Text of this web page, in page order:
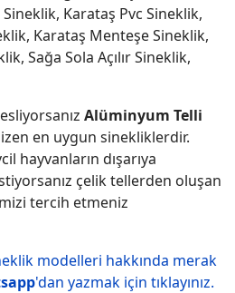
Karataş Pvc Sineklik,
Karataş Menteşe Sineklik,
Sağa Sola Açılır Sineklik,
Alüminyum Telli
en uygun sinekliklerdir.
hayvanların dışarıya
çelik tellerden oluşan
tercih etmeniz
modelleri hakkında merak
'dan yazmak için tıklayınız.